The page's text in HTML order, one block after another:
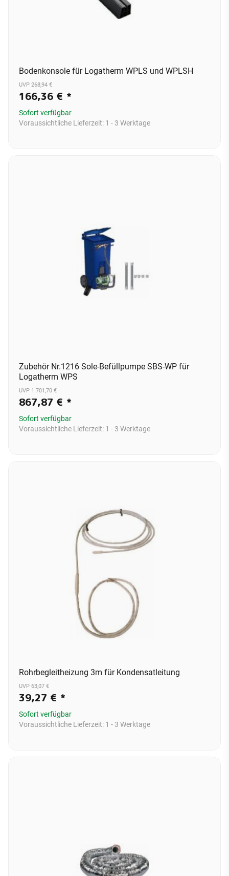
Bodenkonsole für Logatherm WPLS und WPLSH
UVP 268,94 €
166,36 € *
Sofort verfügbar
Voraussichtliche Lieferzeit: 1 - 3 Werktage
Zubehör Nr.1216 Sole-Befüllpumpe SBS-WP für
Logatherm WPS
UVP 1.701,70 €
867,87 € *
Sofort verfügbar
Voraussichtliche Lieferzeit: 1 - 3 Werktage
Rohrbegleitheizung 3m für Kondensatleitung
UVP 63,07 €
39,27 € *
Sofort verfügbar
Voraussichtliche Lieferzeit: 1 - 3 Werktage